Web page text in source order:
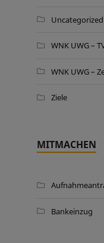
Uncategorized
WNK UWG –
WNK UWG –
Ziele
MITMACHEN
Bankeinzug